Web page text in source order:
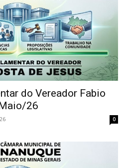
do Vereador Fabio
26
0